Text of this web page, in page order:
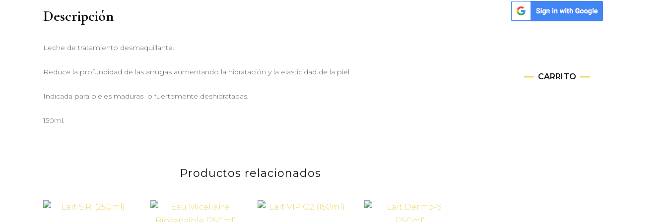
Descripción
Leche de tratamiento desmaquillante.
Reduce la profundidad de las arrugas aumentando la hidratación y la elasticidad de la piel.
Indicada para pieles maduras o fuertemente deshidratadas.
150ml.
Productos relacionados
CARRITO